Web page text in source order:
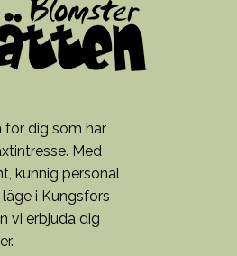
för dig som har
Med
kunnig personal
i Kungsfors
vi erbjuda dig